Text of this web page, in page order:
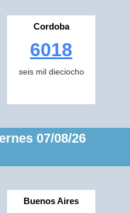
Cordoba
6018
seis mil dieciocho
07/08/26
Buenos Aires